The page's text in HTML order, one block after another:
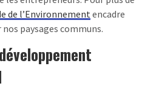
de l’Environnementencadre
paysages communs.